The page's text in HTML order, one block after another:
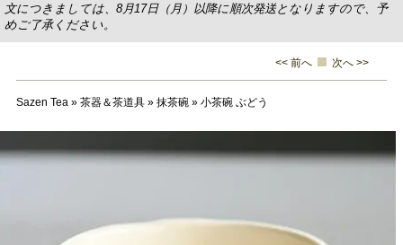
文につきましては、8月17日（月）以降に順次発送となりますので、予
めご了承ください。
<< 前へ 次へ >>
Sazen Tea» 茶器＆茶道具» 抹茶碗» 小茶碗 ぶどう